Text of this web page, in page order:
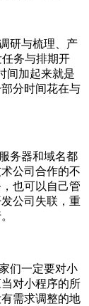
与梳理、产
务与排期开
间加起来就是
分时间花在与
器和域名都
公司合作的不
也可以自己管
公司失联，重
一定要对小
对小程序的所
需求调整的地